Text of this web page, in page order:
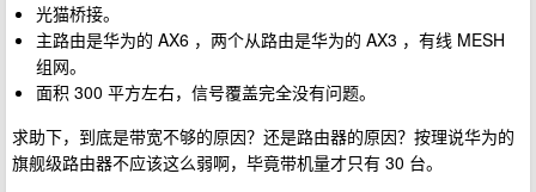
光猫桥接。
主路由是华为的 AX6 ，两个从路由是华为的 AX3 ，有线 MESH
组网。
面积 300 平方左右，信号覆盖完全没有问题。
求助下，到底是带宽不够的原因？还是路由器的原因？按理说华为的
旗舰级路由器不应该这么弱啊，毕竟带机量才只有 30 台。